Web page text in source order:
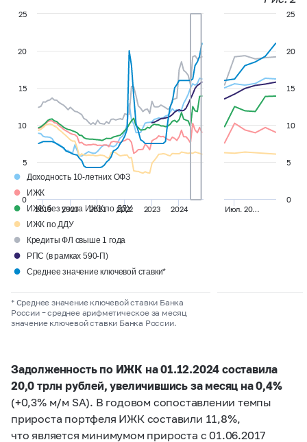
2019 2020 2021 2022 2023 2024
0
5
10
15
20
25
● Доходность 10-летних ОФЗ
● ИЖК
● ИЖК без учета ИЖК по ДДУ
● ИЖК по ДДУ
● Кредиты ФЛ свыше 1 года
● РПС (в рамках 590-П)
● Среднее значение ключевой ставки*
* Среднее значение ключевой ставки Банка
России –среднее арифметическое за месяц
значение ключевой ставки Банка России.
Июл. 20…
0
5
10
15
20
25
Задолженность по ИЖК на 01.12.2024 составила
20,0 трлн рублей, увеличившись за месяц на 0,4%
(+0,3% м/м SA). В годовом сопоставлении темпы
прироста портфеля ИЖК составили 11,8%,
что является минимумом прироста с 01.06.2017